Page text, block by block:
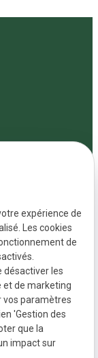
Courtry
expérience de
Les cookies
de
désactiver les
et de marketing
vos paramètres
'Gestion des
que la
impact sur